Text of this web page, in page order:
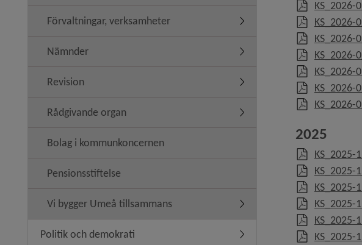
Förvaltningar, verksamheter Undermeny för Förvaltningar,
Nämnder Undermeny för Nämnder
Revision Undermeny för Revision
Rådgivande organ Undermeny för Rådgivande organ
Bolag i kommunkoncernen
Pensionsstiftelse
Vi bygger Umeå tillsammans Undermeny för Vi bygger Umeå
Politik och demokrati Undermeny för Politik och
2025